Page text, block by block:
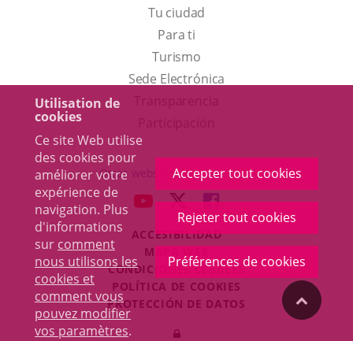
Utilisation de
cookies
Ce site Web utilise
des cookies pour
améliorer votre
expérience de
navigation. Plus
d'informations
sur comment
nous utilisons les
cookies et
comment vous
pouvez modifier
vos paramètres.
Accepter tout cookies
Rejeter tout cookies
Préférences de cookies
Tu ciudad
Para ti
TurismoEste
enlace
una
ventana
nueva.
Sede Electrónica
externa.
Otras webs del ayuntamiento
ENLACE
UNA
APLICACIÓN
EXTERNA.
ENLACE
A
UNA
APLICACIÓN
EXTERNA.
ENLACE
A
UNA
APLICACIÓN
EXTERNA.
ACCESIBILIDAD
MAPA WEB
CONDICIONES LEGALES
POLÍTICA DE COOKIES
PROTECCIÓN DE DATOS
Iniciar
"Volver